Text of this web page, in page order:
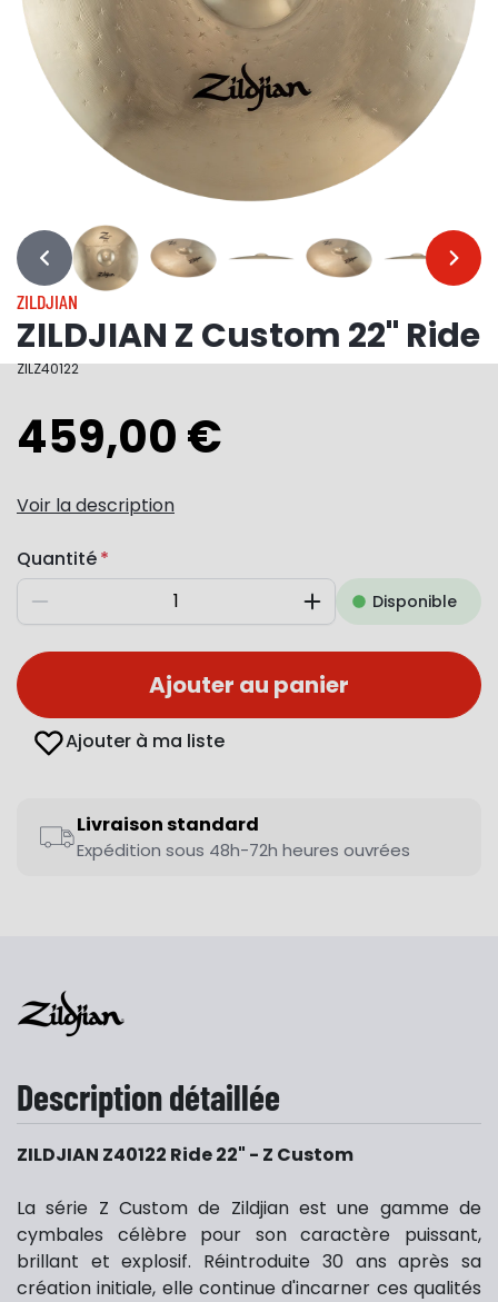
… …
ZILDJIAN
ZILDJIAN Z Custom 22" Ride
ZILZ40122
459,00 €
Voir la description
Quantité
Diminuer AugmenterDisponible
Ajouter au panier
Ajouter à ma liste
Livraison standard
Expédition sous 48h-72h heures ouvrées
Description détaillée
ZILDJIAN Z40122 Ride 22" - Z Custom
La série Z Custom de Zildjian est une gamme de
cymbales célèbre pour son caractère puissant,
brillant et explosif. Réintroduite 30 ans après sa
création initiale, elle continue d'incarner ces qualités